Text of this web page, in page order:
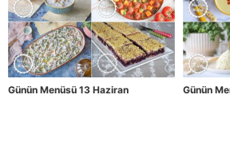
Günün Menüsü 13 Haziran Günün